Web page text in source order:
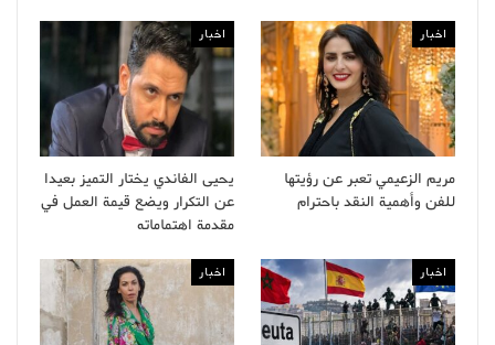
اخبار
مريم الزعيمي تعبر عن رؤيتها
للفن وأهمية النقد باحترام
اخبار
يحيى الفاندي يختار التميز بعيدا
عن التكرار ويضع قيمة العمل في
مقدمة اهتماماته
اخبار اخبار